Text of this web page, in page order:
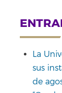
La
sus
de